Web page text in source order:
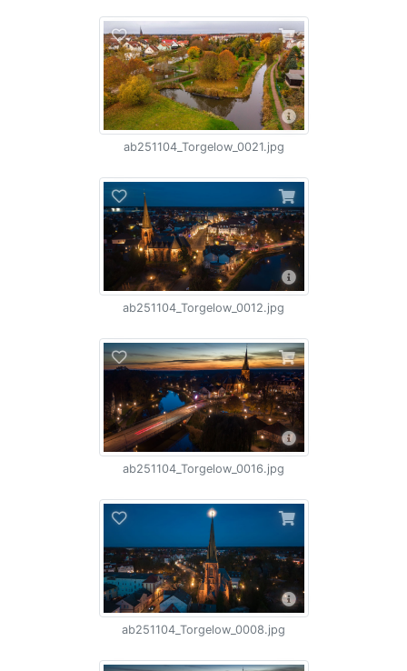
ab251104_Torgelow_0021.jpg
ab251104_Torgelow_0012.jpg
ab251104_Torgelow_0016.jpg
ab251104_Torgelow_0008.jpg